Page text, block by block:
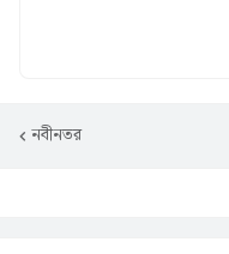
নবীনতর